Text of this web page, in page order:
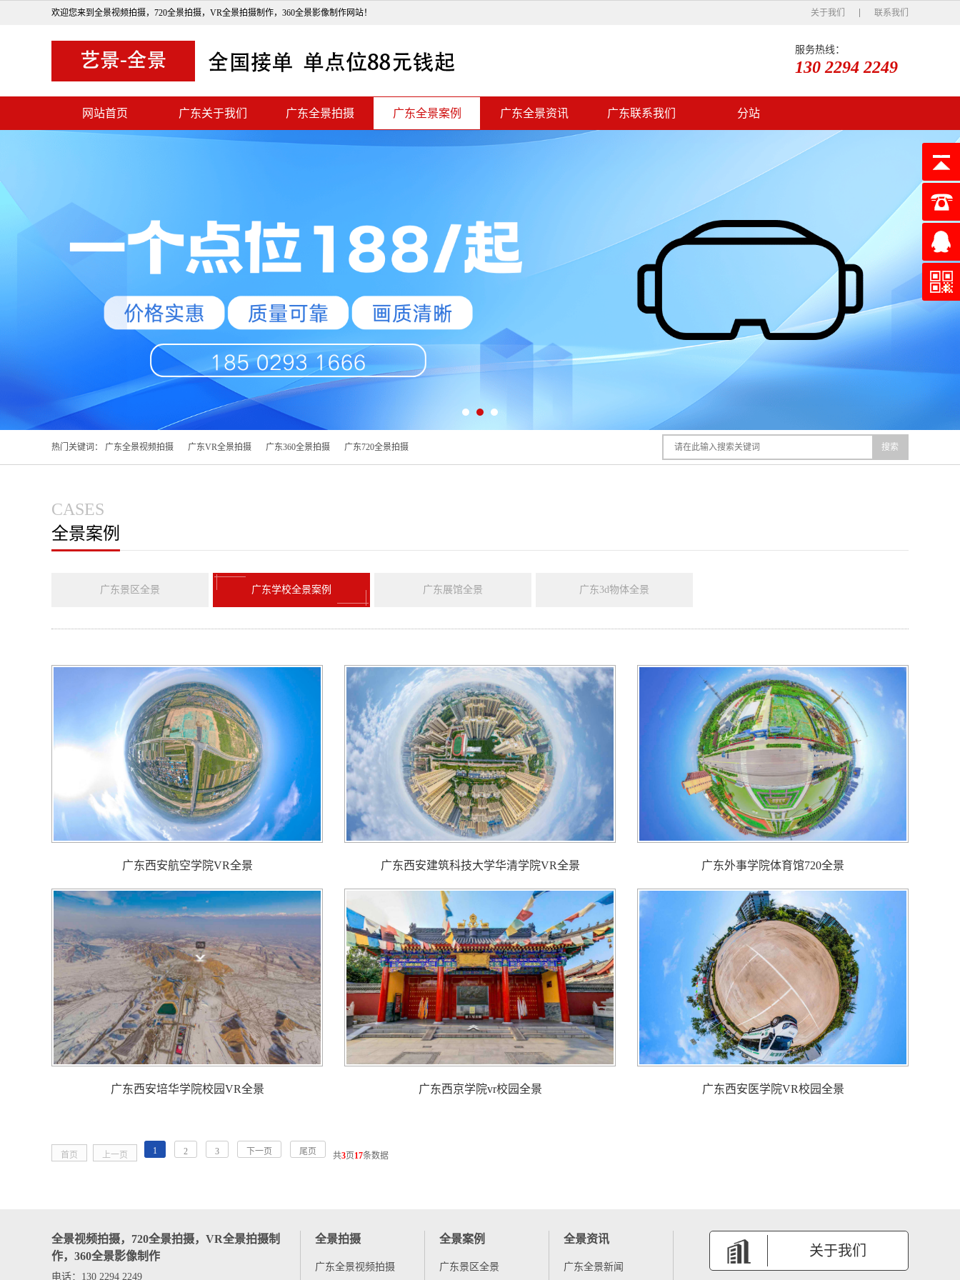
欢迎您来到全景视频拍摄，720全景拍摄，VR全景拍摄制作，360全景影像制作网站！ 关于我们 联系我们
服务热线：
130 2294 2249
网站首页 广东关于我们 广东全景拍摄 广东全景案例 广东全景资讯 广东联系我们 分站
热门关键词： 广东全景视频拍摄 广东VR全景拍摄 广东360全景拍摄 广东720全景拍摄 搜索
CASES
全景案例
广东景区全景 广东学校全景案例 广东展馆全景 广东3d物体全景
广东西安航空学院VR全景 广东西安建筑科技大学华清学院VR全景 广东外事学院体育馆720全景
广东西安培华学院校园VR全景 广东西京学院vr校园全景 广东西安医学院VR校园全景
首页 上一页 1 2 3 下一页 尾页 共3页17条数据
全景视频拍摄，720全景拍摄，VR全景拍摄制
作，360全景影像制作
电话：130 2294 2249
全景拍摄
广东全景视频拍摄
全景案例
广东景区全景
全景资讯
广东全景新闻
关于我们